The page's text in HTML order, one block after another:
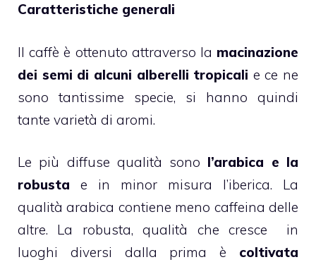
Caratteristiche generali
Ilcaffè è ottenuto attraverso la macinazione
dei semi di alcuni alberelli tropicali e ce ne
sono tantissime specie, si hanno quindi
tante varietà di aromi.
Le più diffuse qualità sono l’arabica e la
robusta e in minor misura l’iberica. La
qualità arabica contiene meno caffeina delle
altre. La robusta, qualità che cresce in
luoghi diversi dalla prima è coltivata